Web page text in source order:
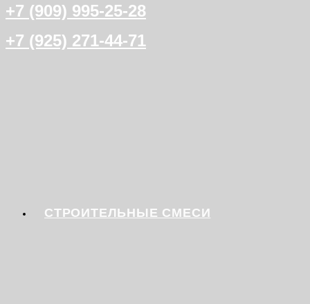
+7 (909) 995-25-28
+7 (925) 271-44-71
СТРОИТЕЛЬНЫЕ СМЕСИ